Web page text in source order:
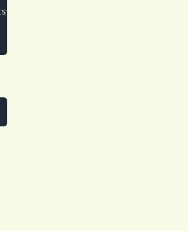
und konvivialer Technik)